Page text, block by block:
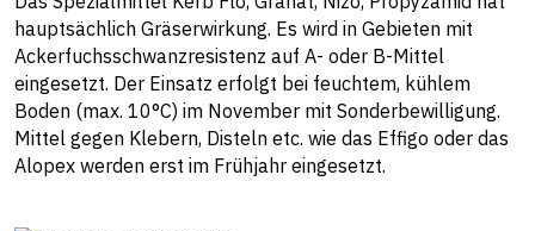
hauptsächlich Gräserwirkung. Es wird in Gebieten mit
Ackerfuchsschwanzresistenz auf A- oder B-Mittel
eingesetzt. Der Einsatz erfolgt bei feuchtem, kühlem
Boden (max. 10°C) im November mit Sonderbewilligung.
Mittel gegen Klebern, Disteln etc. wie das Effigo oder das
Alopex werden erst im Frühjahr eingesetzt.